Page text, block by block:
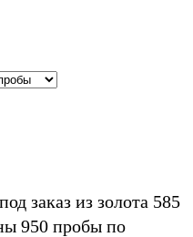
заказ из золота 585
950 пробы по